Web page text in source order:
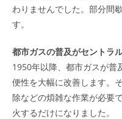
わりませんでした。部分間
す。
都市ガスの普及がセントラ
1950年以降、都市ガスが普
便性を大幅に改善します。
除などの煩雑な作業が必要
火するだけになりました。